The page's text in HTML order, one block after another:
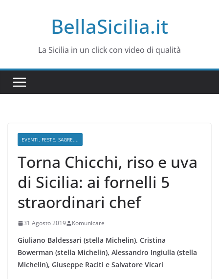
BellaSicilia.it
La Sicilia in un click con video di qualità
EVENTI, FESTE, SAGRE....
Torna Chicchi, riso e uva
di Sicilia: ai fornelli 5
straordinari chef
31 Agosto 2019 Komunicare
Giuliano Baldessari (stella Michelin), Cristina
Bowerman (stella Michelin), Alessandro Ingiulla (stella
Michelin), Giuseppe Raciti e Salvatore Vicari